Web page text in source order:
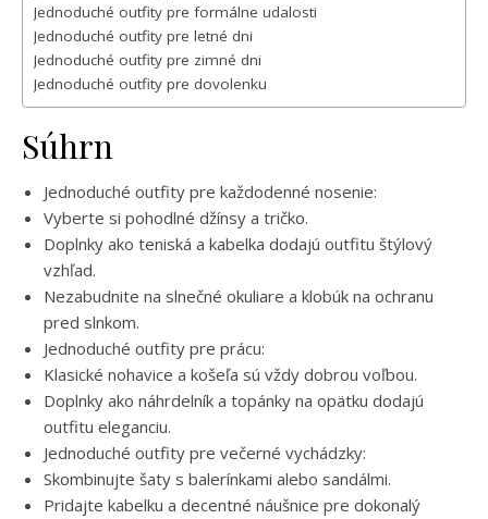
Jednoduché outfity pre formálne udalosti
Jednoduché outfity pre letné dni
Jednoduché outfity pre zimné dni
Jednoduché outfity pre dovolenku
Súhrn
Jednoduché outfity pre každodenné nosenie:
Vyberte si pohodlné džínsy a tričko.
Doplnky ako teniská a kabelka dodajú outfitu štýlový
vzhľad.
Nezabudnite na slnečné okuliare a klobúk na ochranu
pred slnkom.
Jednoduché outfity pre prácu:
Klasické nohavice a košeľa sú vždy dobrou voľbou.
Doplnky ako náhrdelník a topánky na opätku dodajú
outfitu eleganciu.
Jednoduché outfity pre večerné vychádzky:
Skombinujte šaty s balerínkami alebo sandálmi.
Pridajte kabelku a decentné náušnice pre dokonalý